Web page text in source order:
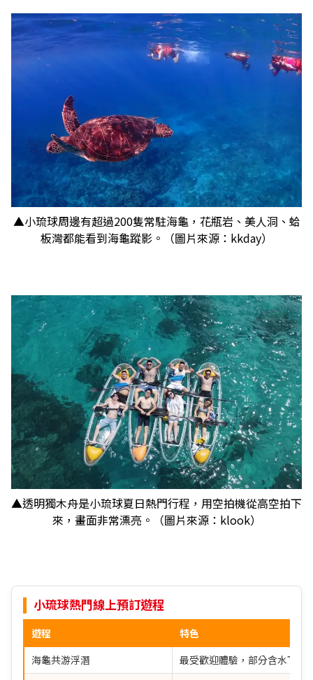
▲小琉球周邊有超過200隻常駐海龜，花瓶岩、美人洞、蛤
板灣都能看到海龜蹤影。（圖片來源：kkday）
▲透明獨木舟是小琉球夏日熱門行程，用空拍機從高空拍下
來，畫面非常漂亮。（圖片來源：klook）
小琉球熱門線上預訂遊程
遊程 特色
海龜共游浮潛 最受歡迎體驗，部分含水下攝